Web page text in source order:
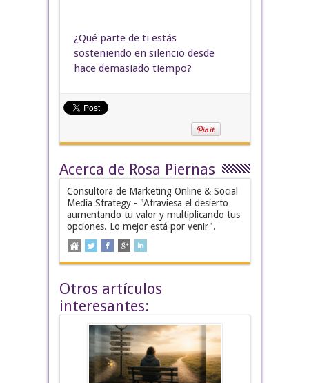
¿Qué parte de ti estás
sosteniendo en silencio desde
hace demasiado tiempo?
Acerca de Rosa Piernas
Consultora de Marketing Online & Social
Media Strategy - "Atraviesa el desierto
aumentando tu valor y multiplicando tus
opciones. Lo mejor está por venir".
Otros artículos
interesantes: